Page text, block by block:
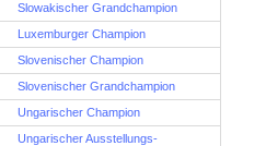
Slowakischer Grandchampion
Luxemburger Champion
Slovenischer Champion
Slovenischer Grandchampion
Ungarischer Champion
Ungarischer Ausstellungs-